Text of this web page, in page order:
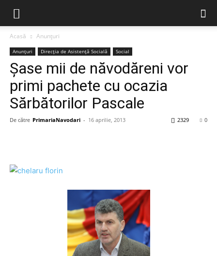
Acasă Anunțuri
Anunțuri Direcția de Asistență Socială Social
Şase mii de năvodăreni vor
primi pachete cu ocazia
Sărbătorilor Pascale
De către PrimariaNavodari - 16 aprilie, 2013 0
2329